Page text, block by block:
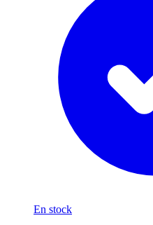
En stock